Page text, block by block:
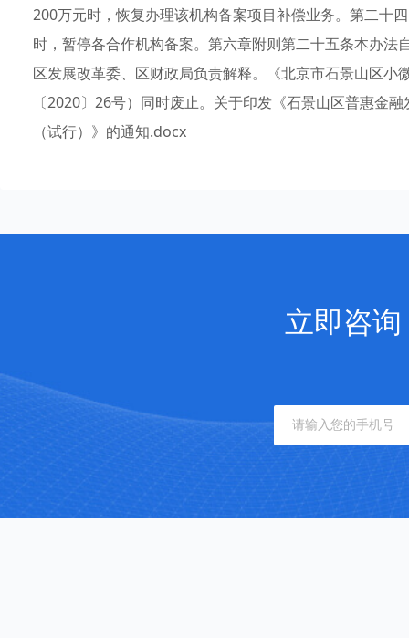
200万元时，恢复办理该机构备案项目补偿业务。第二十
时，暂停各合作机构备案。第六章附则第二十五条本办
区发展改革委、区财政局负责解释。《北京市石景山区
〔2020〕26号）同时废止。关于印发《石景山区普惠金
（试行）》的通知.docx
立即咨